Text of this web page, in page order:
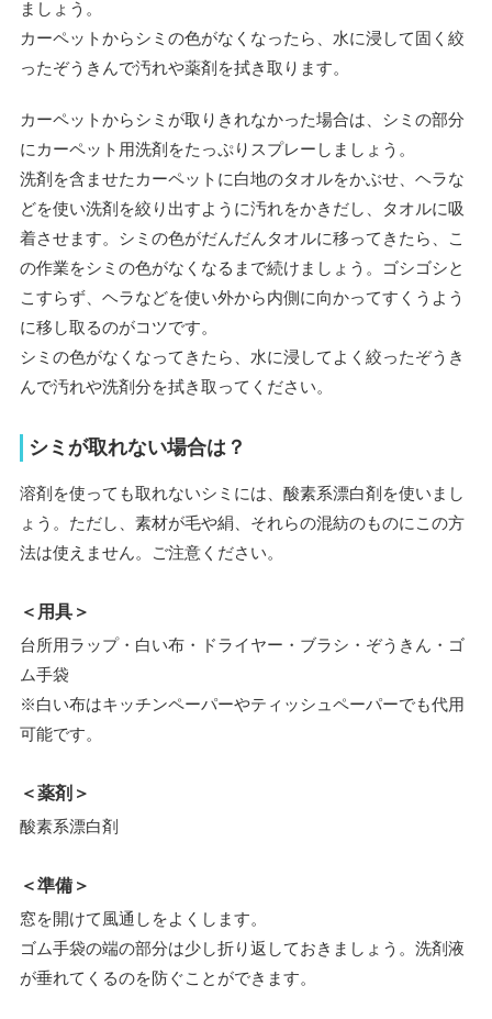
ましょう。
カーペットからシミの色がなくなったら、水に浸して固く絞
ったぞうきんで汚れや薬剤を拭き取ります。
カーペットからシミが取りきれなかった場合は、シミの部分
にカーペット用洗剤をたっぷりスプレーしましょう。
洗剤を含ませたカーペットに白地のタオルをかぶせ、ヘラな
どを使い洗剤を絞り出すように汚れをかきだし、タオルに吸
着させます。シミの色がだんだんタオルに移ってきたら、こ
の作業をシミの色がなくなるまで続けましょう。ゴシゴシと
こすらず、ヘラなどを使い外から内側に向かってすくうよう
に移し取るのがコツです。
シミの色がなくなってきたら、水に浸してよく絞ったぞうき
んで汚れや洗剤分を拭き取ってください。
シミが取れない場合は？
溶剤を使っても取れないシミには、酸素系漂白剤を使いまし
ょう。ただし、素材が毛や絹、それらの混紡のものにこの方
法は使えません。ご注意ください。
＜用具＞
台所用ラップ・白い布・ドライヤー・ブラシ・ぞうきん・ゴ
ム手袋
※白い布はキッチンペーパーやティッシュペーパーでも代用
可能です。
＜薬剤＞
酸素系漂白剤
＜準備＞
窓を開けて風通しをよくします。
ゴム手袋の端の部分は少し折り返しておきましょう。洗剤液
が垂れてくるのを防ぐことができます。